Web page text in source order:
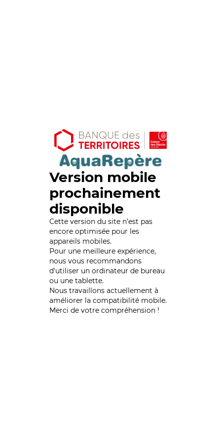
Version mobile
prochainement
disponible
Cette version du site n’est pas
encore optimisée pour les
appareils mobiles.
Pour une meilleure expérience,
nous vous recommandons
d'utiliser un ordinateur de bureau
ou une tablette.
Nous travaillons actuellement à
améliorer la compatibilité mobile.
Merci de votre compréhension !